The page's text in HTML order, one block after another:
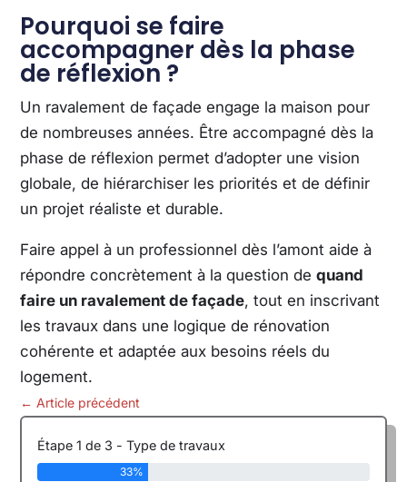
Pourquoi se faire
accompagner dès la phase
de réflexion ?
Un ravalement de façade engage la maison pour
de nombreuses années. Être accompagné dès la
phase de réflexion permet d’adopter une vision
globale, de hiérarchiser les priorités et de définir
un projet réaliste et durable.
Faire appel à un professionnel dès l’amont aide à
répondre concrètement à la question dequand
faire un ravalement de façade, tout en inscrivant
les travaux dans une logique de rénovation
cohérente et adaptée aux besoins réels du
logement.
← Article précédent
Étape 1 de 3 - Type de travaux
33%